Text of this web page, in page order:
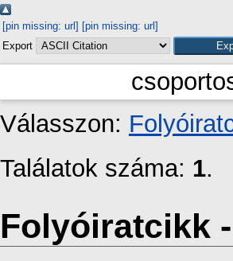
[pin missing: url] [pin missing: url]
Export
Válasszon:
Találatok száma: 1.
Folyóiratcikk